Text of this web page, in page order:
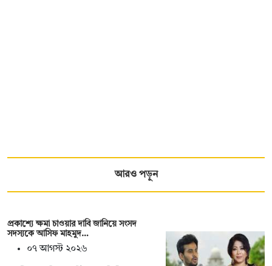
আরও পড়ুন
প্রকাশ্যে ক্ষমা চাওয়ার দাবি জানিয়ে সংসদ
সদস্যকে আসিফ মাহমুদ…
০৭ আগস্ট ২০২৬